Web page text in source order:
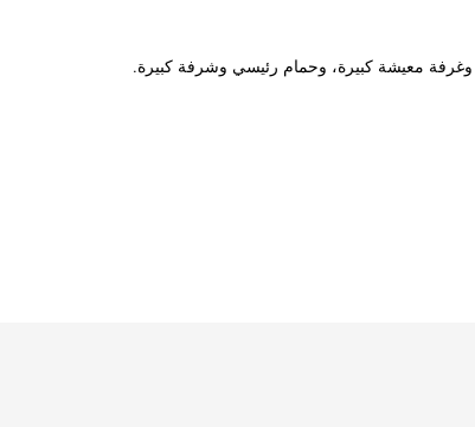
معيشة كبيرة، وحمام رئيسي وشرفة كبيرة.